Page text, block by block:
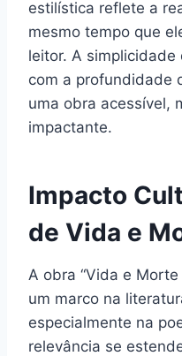
estilística reflete a
mesmo tempo que
leitor. A
com a profundidade
uma obra acessível,
impactante.
Impacto
de Vida e
A obra “Vida e
um marco na
especialmente na
relevância se